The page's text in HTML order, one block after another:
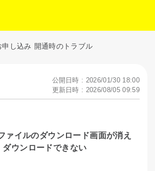
申し込み 開通時のトラブル
公開日時 : 2026/01/30 18:00
更新日時 : 2026/08/05 09:59
ァイルのダウンロード画面が消え
ダウンロードできない